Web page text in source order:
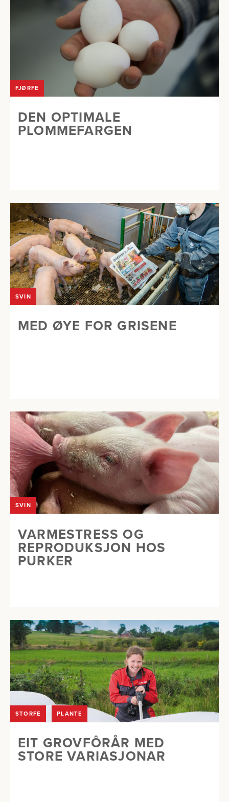
FJØRFE
DEN OPTIMALE
PLOMMEFARGEN
SVIN
MED ØYE FOR GRISENE
SVIN
VARMESTRESS OG
REPRODUKSJON HOS
PURKER
STORFE PLANTE
EIT GROVFÔRÅR MED
STORE VARIASJONAR